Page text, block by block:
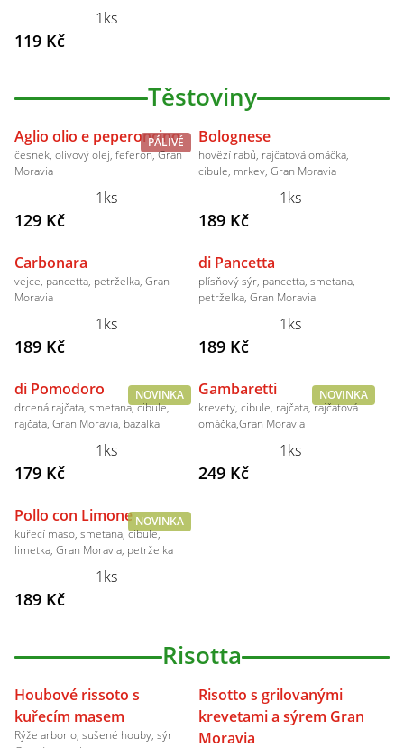
1ks
119 Kč
Těstoviny
PÁLIVÉ
Aglio olio e peperoncino
česnek, olivový olej, feferon, Gran
Moravia
1ks
129 Kč
Bolognese
hovězí rabů, rajčatová omáčka,
cibule, mrkev, Gran Moravia
1ks
189 Kč
Carbonara
vejce, pancetta, petrželka, Gran
Moravia
1ks
189 Kč
di Pancetta
plísňový sýr, pancetta, smetana,
petrželka, Gran Moravia
1ks
189 Kč
NOVINKA
di Pomodoro
drcená rajčata, smetana, cibule,
rajčata, Gran Moravia, bazalka
1ks
179 Kč
NOVINKA
Gambaretti
krevety, cibule, rajčata, rajčatová
omáčka,Gran Moravia
1ks
249 Kč
NOVINKA
Pollo con Limone
kuřecí maso, smetana, cibule,
limetka, Gran Moravia, petrželka
1ks
189 Kč
Risotta
Houbové rissoto s
kuřecím masem
Rýže arborio, sušené houby, sýr
Risotto s grilovanými
krevetami a sýrem Gran
Moravia